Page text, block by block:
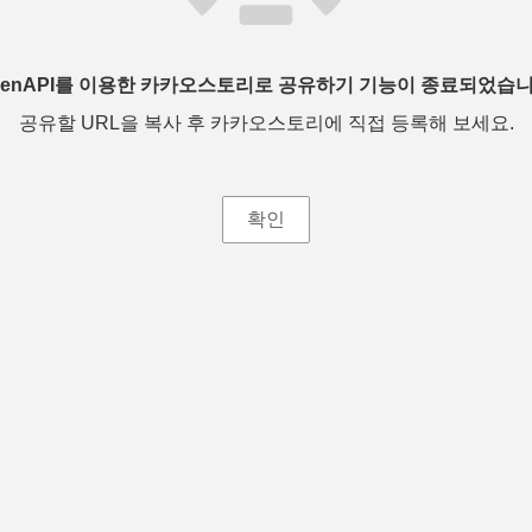
를 이용한 카카오스토리로 공유하기 기능이 종료되었습
공유할 URL을 복사 후 카카오스토리에 직접 등록해 보세요.
확인